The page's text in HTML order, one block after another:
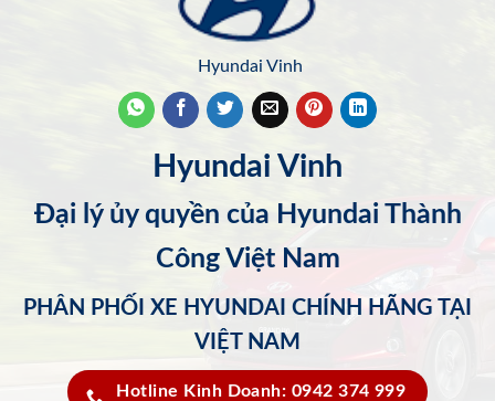
Hyundai Vinh
Hyundai Vinh
Đại lý ủy quyền của Hyundai Thành
Công Việt Nam
PHÂN PHỐI XE HYUNDAI CHÍNH HÃNG TẠI
VIỆT NAM
Hotline Kinh Doanh: 0942 374 999